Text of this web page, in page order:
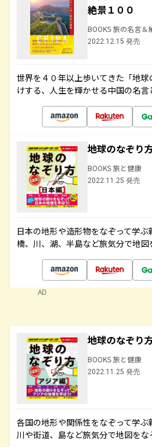
絶景１００
BOOKS 旅の名言＆
2022.12.15 発売
世界を４０年以上歩いてきた「地
けする、人生を輝かせる中国の名
地球のなぞ
BOOKS 旅と健康
2022.11.25 発売
日本の地形や造形物をなぞって学
橋、川、湖、半島など旅気分で地図
AD
地球のなぞ
BOOKS 旅と健康
2022.11.25 発売
各国の地形や関係性をなぞって学ぶ
川や街道、島など旅気分で地図をな